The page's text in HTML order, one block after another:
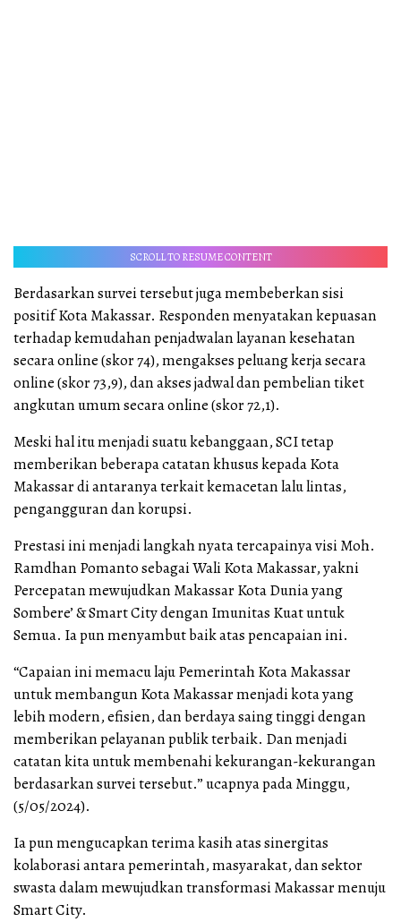
SCROLL TO RESUME CONTENT
Berdasarkan survei tersebut juga membeberkan sisi
positif Kota Makassar. Responden menyatakan kepuasan
terhadap kemudahan penjadwalan layanan kesehatan
secara online (skor 74), mengakses peluang kerja secara
online (skor 73,9), dan akses jadwal dan pembelian tiket
angkutan umum secara online (skor 72,1).
Meski hal itu menjadi suatu kebanggaan, SCI tetap
memberikan beberapa catatan khusus kepada Kota
Makassar di antaranya terkait kemacetan lalu lintas,
pengangguran dan korupsi.
Prestasi ini menjadi langkah nyata tercapainya visi Moh.
Ramdhan Pomanto sebagai Wali Kota Makassar, yakni
Percepatan mewujudkan Makassar Kota Dunia yang
Sombere’ & Smart City dengan Imunitas Kuat untuk
Semua. Ia pun menyambut baik atas pencapaian ini.
“Capaian ini memacu laju Pemerintah Kota Makassar
untuk membangun Kota Makassar menjadi kota yang
lebih modern, efisien, dan berdaya saing tinggi dengan
memberikan pelayanan publik terbaik. Dan menjadi
catatan kita untuk membenahi kekurangan-kekurangan
berdasarkan survei tersebut.” ucapnya pada Minggu,
(5/05/2024).
Ia pun mengucapkan terima kasih atas sinergitas
kolaborasi antara pemerintah, masyarakat, dan sektor
swasta dalam mewujudkan transformasi Makassar menuju
Smart City.